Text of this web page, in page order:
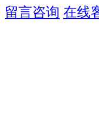
留言咨询 在线